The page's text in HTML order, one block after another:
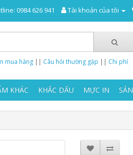
0984 626 941 Tài khoản của tôi
mua hàng || Câu hỏi thường gặp || Chi phí
KHÁC KHẮC DẤU MỰC IN